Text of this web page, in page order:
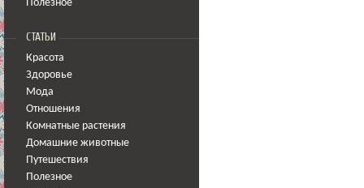
Полезное
СТАТЬИ
Красота
Здоровье
Мода
Отношения
Комнатные растения
Домашние животные
Путешествия
Полезное